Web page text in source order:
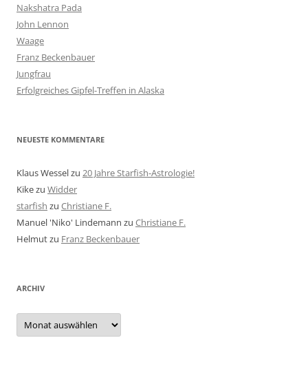
Nakshatra Pada
John Lennon
Waage
Franz Beckenbauer
Jungfrau
Erfolgreiches Gipfel-Treffen in Alaska
NEUESTE KOMMENTARE
Klaus Wesselzu 20 Jahre Starfish-Astrologie!
Kikezu Widder
starfish zu Christiane F.
Manuel 'Niko' Lindemann zu Christiane F.
Helmutzu Franz Beckenbauer
ARCHIV
Archiv